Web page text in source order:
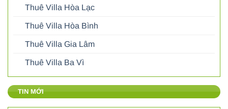
Thuê Villa Hòa Lạc
Thuê Villa Hòa Bình
Thuê Villa Gia Lâm
Thuê Villa Ba Vì
TIN MỚI